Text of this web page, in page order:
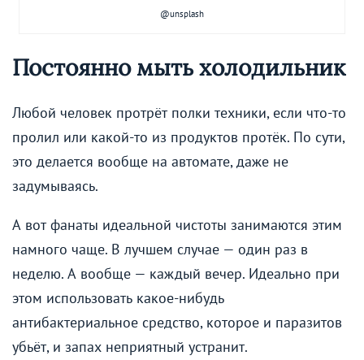
@unsplash
Постоянно мыть холодильник
Любой человек протрёт полки техники, если что-то
пролил или какой-то из продуктов протёк. По сути,
это делается вообще на автомате, даже не
задумываясь.
А вот фанаты идеальной чистоты занимаются этим
намного чаще. В лучшем случае — один раз в
неделю. А вообще — каждый вечер. Идеально при
этом использовать какое-нибудь
антибактериальное средство, которое и паразитов
убьёт, и запах неприятный устранит.